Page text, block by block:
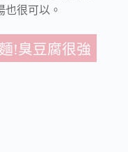
也很可以。
!臭豆腐很強